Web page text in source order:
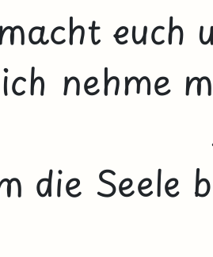
euch
nehme
die Seele